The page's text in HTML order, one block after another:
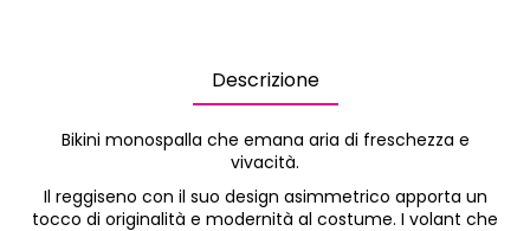
Descrizione
Bikini monospalla che emana aria di freschezza e
vivacità.
Il reggiseno con il suo design asimmetrico apporta un
tocco di originalità e modernità al costume. I volant che